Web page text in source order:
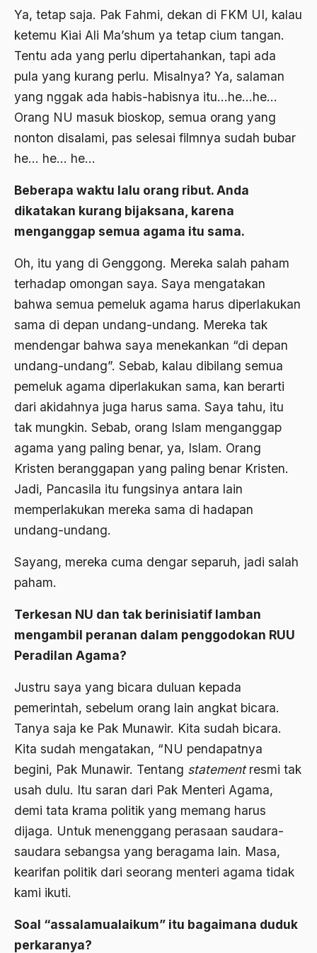
Ya, tetap saja. Pak Fahmi, dekan di FKM UI, kalau
ketemu Kiai Ali Ma’shum ya tetap cium tangan.
Tentu ada yang perlu dipertahankan, tapi ada
pula yang kurang perlu. Misalnya? Ya, salaman
yang nggak ada habis-habisnya itu…he…he…
Orang NU masuk bioskop, semua orang yang
nonton disalami, pas selesai filmnya sudah bubar
he… he… he…
Beberapa waktu lalu orang ribut. Anda
dikatakan kurang bijaksana, karena
menganggap semua agama itu sama.
Oh, itu yang di Genggong. Mereka salah paham
terhadap omongan saya. Saya mengatakan
bahwa semua pemeluk agama harus diperlakukan
sama di depan undang-undang. Mereka tak
mendengar bahwa saya menekankan “di depan
undang-undang”. Sebab, kalau dibilang semua
pemeluk agama diperlakukan sama, kan berarti
dari akidahnya juga harus sama. Saya tahu, itu
tak mungkin. Sebab, orang Islam menganggap
agama yang paling benar, ya, Islam. Orang
Kristen beranggapan yang paling benar Kristen.
Jadi, Pancasila itu fungsinya antara lain
memperlakukan mereka sama di hadapan
undang-undang.
Sayang, mereka cuma dengar separuh, jadi salah
paham.
Terkesan NU dan tak berinisiatif lamban
mengambil peranan dalam penggodokan RUU
Peradilan Agama?
Justru saya yang bicara duluan kepada
pemerintah, sebelum orang lain angkat bicara.
Tanya saja ke Pak Munawir. Kita sudah bicara.
Kita sudah mengatakan, “NU pendapatnya
begini, Pak Munawir. Tentang statementresmi tak
usah dulu. Itu saran dari Pak Menteri Agama,
demi tata krama politik yang memang harus
dijaga. Untuk menenggang perasaan saudara-
saudara sebangsa yang beragama lain. Masa,
kearifan politik dari seorang menteri agama tidak
kami ikuti.
Soal “assalamualaikum” itu bagaimana duduk
perkaranya?
Agum Gumelar
Ahimsa
Ahli
ahli fikih
Ahli Ilmu Agama
ahlul sunnah wal jamaah
Ahlussunnah
Ahlussunnah Wal jamaah
Ahmad Benbella
Ahmad Dhani
Ahmad Hasan Rurbi
Ahmad Khomeini
Ahmad Syafi’i Ma’arif
Ahmad Tirtisudiro
Ahmad Wahid
Ahmadiyah
AIDS
Airport
Airport Changi
Airport Noto Hadi Negoro
Ajaran Agama Islam
ajaran kemasyarakatan
Ajengan SIngaparna
Akademi Jakarta
Akbar tanjung